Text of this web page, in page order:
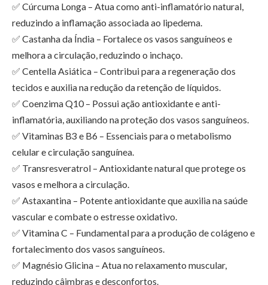
✅ Cúrcuma Longa – Atua como anti-inflamatório natural,
reduzindo a inflamação associada ao lipedema.
✅ Castanha da Índia – Fortalece os vasos sanguíneos e
melhora a circulação, reduzindo o inchaço.
✅ Centella Asiática – Contribui para a regeneração dos
tecidos e auxilia na redução da retenção de líquidos.
✅ Coenzima Q10 – Possui ação antioxidante e anti-
inflamatória, auxiliando na proteção dos vasos sanguíneos.
✅ Vitaminas B3 e B6 – Essenciais para o metabolismo
celular e circulação sanguínea.
✅ Transresveratrol – Antioxidante natural que protege os
vasos e melhora a circulação.
✅ Astaxantina – Potente antioxidante que auxilia na saúde
vascular e combate o estresse oxidativo.
✅ Vitamina C – Fundamental para a produção de colágeno e
fortalecimento dos vasos sanguíneos.
✅ Magnésio Glicina – Atua no relaxamento muscular,
reduzindo câimbras e desconfortos.